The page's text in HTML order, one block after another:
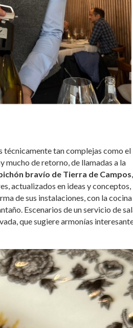
técnicamente tan complejas como el
mucho de retorno, de llamadas a la
bravío de Tierra de Campos
actualizados en ideas y conceptos,
de sus instalaciones, con la cocina
Escenarios de un servicio de
que sugiere armonías